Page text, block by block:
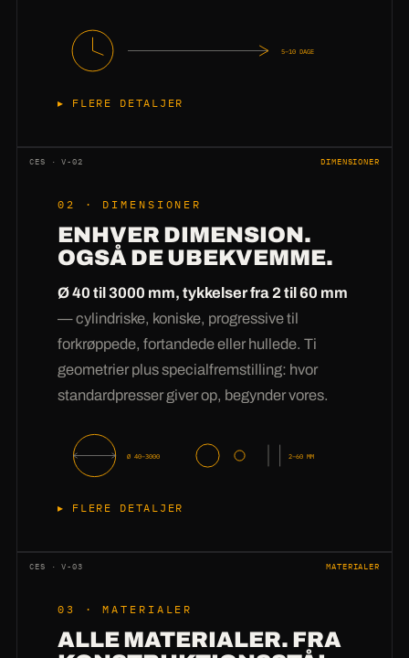
5–10 DAGE
FLERE DETALJER
lager
er forskellen. Vores lager har konstant 25
tyndplade til 60 mm grovplade, fra S235 til
Hardox. Din forespørgsel går derfor ikke til
indkøb, men direkte til
tilskæringsplanlægningen —
ofte samme dag.
Derefter kører en indspillet takt: nestet laser-
ved pressen — sådan bliver uger til
arbejdsdage og arbejdsdage, hvis det skal
være,timer.
CES · V-02 DIMENSIONER
02 · DIMENSIONER
ENHVER DIMENSION.
OGSÅ DE UBEKVEMME.
Ø 40 til 3000 mm, tykkelser fra 2 til 60 mm
— cylindriske, koniske, progressive til
forkrøppede, fortandede eller hullede. Ti
geometrier plus specialfremstilling: hvor
standardpresser giver op, begynder vores.
Ø 40–3000 2–60 MM
FLERE DETALJER
koniske indvendigt som udvendigt,
hældning, båndsnegle, padle- og
delsegmenter, fortandede og hullede
CES · V-03 MATERIALER
03 · MATERIALER
ALLE MATERIALER. FRA